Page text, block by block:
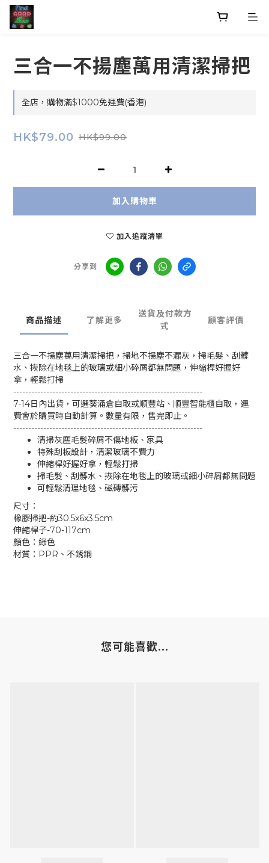
三合一不揚塵萬用清潔掃把
全店，購物滿$1000免運費(香港)
HK$79.00 HK$99.00
加入購物車
加入追蹤清單
分享到
商品描述 了解更多
送貨及付款方
式
顧客評價
三合一不揚塵萬用清潔掃把，掃地不揚塵不漏灰，掃毛髮、刮髒
水、拻除在地毯上的玻璃或細小碎屑都無問題，伸縮桿好握好
拿，輕鬆打掃
---------------------------------------------------------------
7-14日內出貨，可選葵涌倉自取或順豐站、順豐智能櫃自取，運
費會於購買時自動計算。數量有限，售完即止。
---------------------------------------------------------------
清掃灰塵毛髮碎屑不傷地板、家具
特殊刮板設計，清潔玻璃不費力
伸縮桿好握好拿，輕鬆打掃
掃毛髮、刮髒水、拻除在地毯上的玻璃或細小碎屑都無問題
可輕鬆清理地毯、磁磚髒污
尺寸：
橡膠掃把-約30.5x6x3.5cm
伸縮桿子-70-117cm
顏色：綠色
材質：PPR、不銹鋼
您可能喜歡...